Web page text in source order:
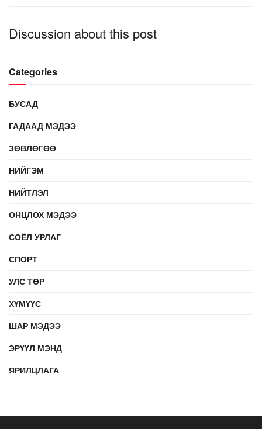
Discussion about this post
Categories
БУСАД
ГАДААД МЭДЭЭ
ЗӨВЛӨГӨӨ
НИЙГЭМ
НИЙТЛЭЛ
ОНЦЛОХ МЭДЭЭ
СОЁЛ УРЛАГ
СПОРТ
УЛС ТӨР
ХҮМҮҮС
ШАР МЭДЭЭ
ЭРҮҮЛ МЭНД
ЯРИЛЦЛАГА